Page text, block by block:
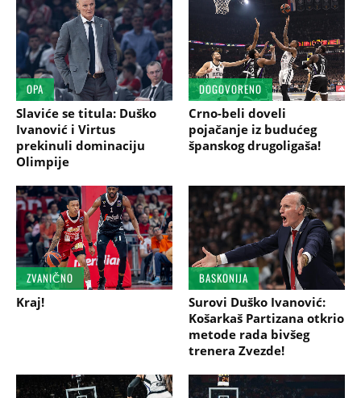
OPA
Slaviće se titula: Duško
Ivanović i Virtus
prekinuli dominaciju
Olimpije
DOGOVORENO
Crno-beli doveli
pojačanje iz budućeg
španskog drugoligaša!
ZVANIČNO
Kraj!
BASKONIJA
Surovi Duško Ivanović:
Košarkaš Partizana otkrio
metode rada bivšeg
trenera Zvezde!